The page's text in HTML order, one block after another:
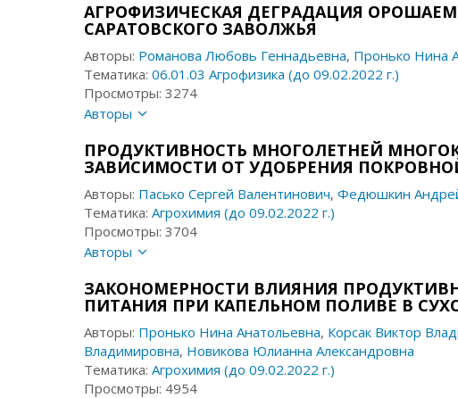
АГРОФИЗИЧЕСКАЯ ДЕГРАДАЦИЯ
САРАТОВСКОГО ЗАВОЛЖЬЯ
Авторы: Романова Любовь Геннадьевна, Пронько Нина
Тематика:06.01.03 Агрофизика (до 09.02.2022 г.)
Просмотры: 3274
Авторы
ПРОДУКТИВНОСТЬ МНОГОЛЕТНЕЙ
ЗАВИСИМОСТИ ОТ УДОБРЕНИЯ
Авторы: Пасько Сергей Валентинович,Федюшкин
Тематика:Агрохимия (до 09.02.2022 г.)
Просмотры: 3704
Авторы
ЗАКОНОМЕРНОСТИ ВЛИЯНИЯ
ПИТАНИЯ ПРИ КАПЕЛЬНОМ ПОЛИВЕ В
Авторы: Пронько Нина Анатольевна, Корсак Виктор
Владимировна, Новикова Юлианна Александровна
Тематика:Агрохимия (до 09.02.2022 г.)
Просмотры: 4954